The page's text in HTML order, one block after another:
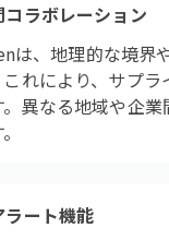
コラボレーション
は、地理的な境界
これにより、サプ
。異なる地域や企
ラート機能